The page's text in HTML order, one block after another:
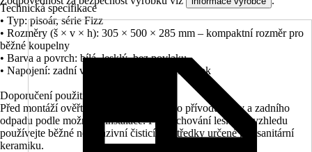
Technická specifikace
• Typ: pisoár, série Fizz
• Rozměry (š × v × h): 305 × 500 × 285 mm – kompaktní rozměr pro
běžné koupelny
• Barva a povrch: bílá, lesklý, bez povlaku
• Napojení: zadní vtok splachování, zadní odtok
Doporučení použití
Před montáží ověřte připravenost zadního přívodu vody a zadního
odpadu podle možností instalace. Pro zachování lesklého vzhledu
používejte běžné neabrazivní čisticí prostředky určené pro sanitární
keramiku.